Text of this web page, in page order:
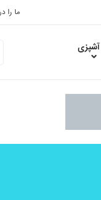
ما را
آشپزی